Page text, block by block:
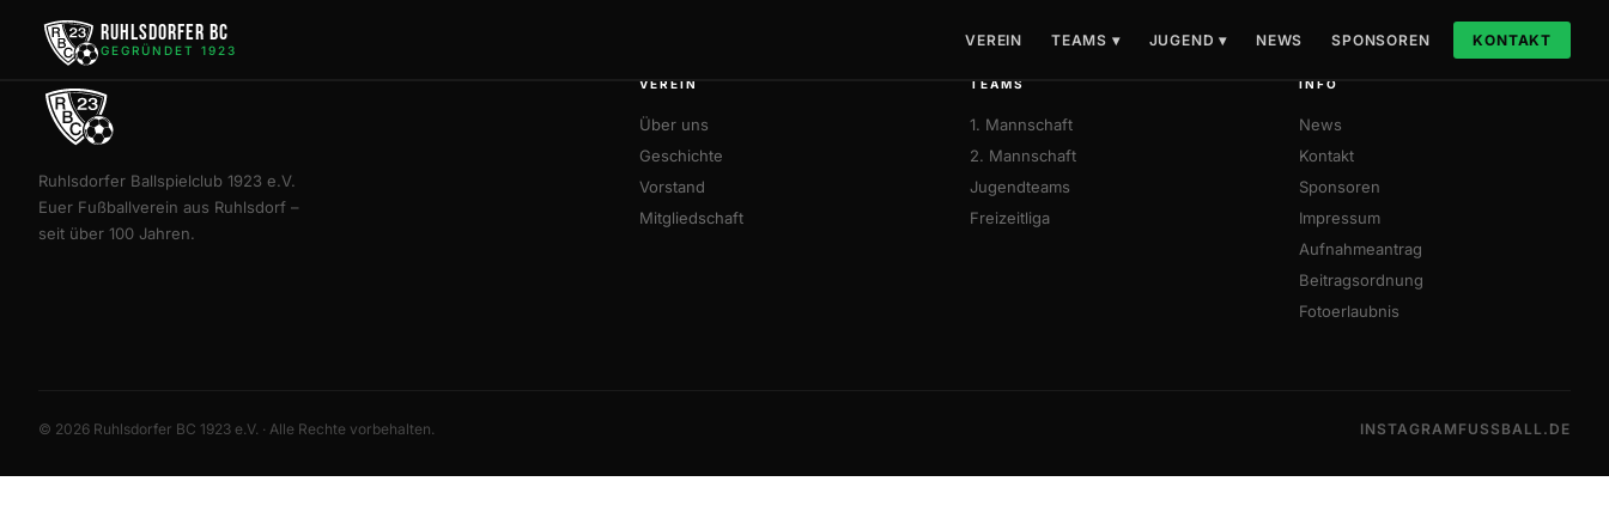
Ruhlsdorfer BC
GEGRÜNDET 1923
VEREIN TEAMS ▾ JUGEND ▾ NEWS SPONSOREN KONTAKT
Ruhlsdorfer Ballspielclub 1923 e.V.
Euer Fußballverein aus Ruhlsdorf –
seit über 100 Jahren.
VEREIN
Über uns
Geschichte
Vorstand
Mitgliedschaft
TEAMS
1. Mannschaft
2. Mannschaft
Jugendteams
Freizeitliga
INFO
News
Kontakt
Sponsoren
Impressum
Aufnahmeantrag
Beitragsordnung
Fotoerlaubnis
© 2026 Ruhlsdorfer BC 1923 e.V. · Alle Rechte vorbehalten. INSTAGRAM FUSSBALL.DE